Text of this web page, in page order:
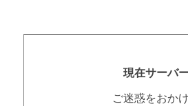
現在サーバ
ご迷惑をおか